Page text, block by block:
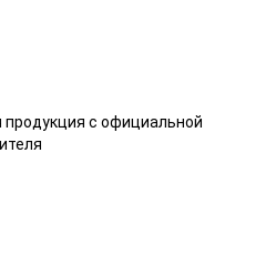
с официальной